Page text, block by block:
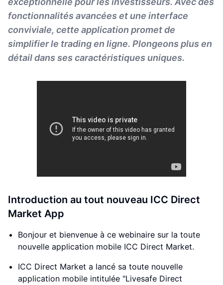
fonctionnalités avancées et une interface
conviviale, cette application promet de
simplifier le trading en ligne. Plongeons plus en
détail dans ses caractéristiques uniques.
Introduction au tout nouveau ICC Direct
Market App
Bonjour et bienvenue à ce webinaire sur la toute
nouvelle application mobile ICC Direct Market.
ICC Direct Market a lancé sa toute nouvelle
application mobile intitulée "Livesafe Direct